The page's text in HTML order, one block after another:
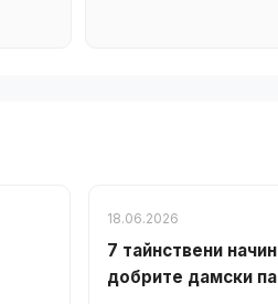
18.06.2026
7 тайнствени
добрите дамски